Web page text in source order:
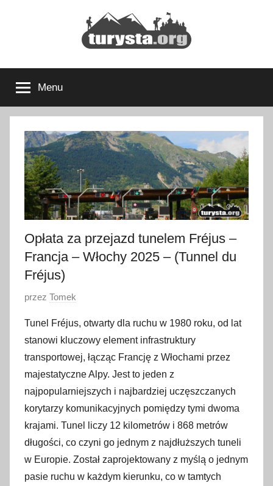
Turysta.org
podróżniczy
i
portal
turystyczny
Menu
Opłata za przejazd tunelem Fréjus –
Francja – Włochy 2025 – (Tunnel du
Fréjus)
O
u
b
l
i
k
o
w
a
n
przez Tomek
Tunel Fréjus, otwarty dla ruchu w 1980 roku, od lat
stanowi kluczowy element infrastruktury
transportowej, łącząc Francję z Włochami przez
majestatyczne Alpy. Jest to jeden z
najpopularniejszych i najbardziej uczęszczanych
korytarzy komunikacyjnych pomiędzy tymi dwoma
krajami. Tunel liczy 12 kilometrów i 868 metrów
długości, co czyni go jednym z najdłuższych tuneli
w Europie. Został zaprojektowany z myślą o jednym
pasie ruchu w każdym kierunku, co w tamtych